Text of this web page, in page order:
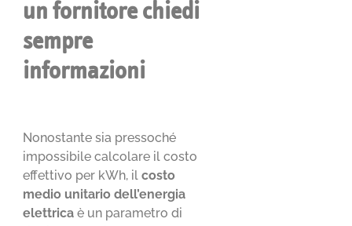
un fornitore chiedi
sempre
informazioni
Nonostante sia pressoché
impossibile calcolare il costo
effettivo per kWh, ilcosto
medio unitario dell’energia
elettrica è un parametro di